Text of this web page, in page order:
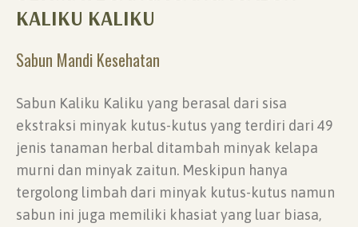
KALIKU KALIKU
Sabun Mandi Kesehatan
Sabun Kaliku Kaliku yang berasal dari sisa
ekstraksi minyak kutus-kutus yang terdiri dari 49
jenis tanaman herbal ditambah minyak kelapa
murni dan minyak zaitun. Meskipun hanya
tergolong limbah dari minyak kutus-kutus namun
sabun ini juga memiliki khasiat yang luar biasa,